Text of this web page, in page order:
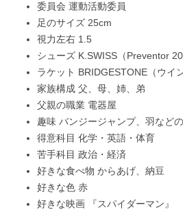
委員会 運動活動委員
足のサイズ 25cm
視力左右 1.5
シューズ K.SWISS（Preventor
ラケット BRIDGESTONE（ウイ
家族構成 父、母、姉、弟
父親の職業 電器屋
趣味 バンジージャンプ、羽など
得意科目 化学・英語・体育
苦手科目 政治・経済
好きな食べ物 からあげ、納豆
好きな色 赤
好きな映画 『スパイダーマン』